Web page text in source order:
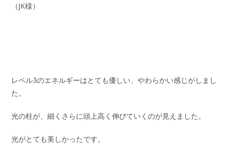
（JK様）
レベル3のエネルギーはとても優しい、やわらかい感じがしまし
た。
光の柱が、細くさらに頭上高く伸びていくのが見えました。
光がとても美しかったです。